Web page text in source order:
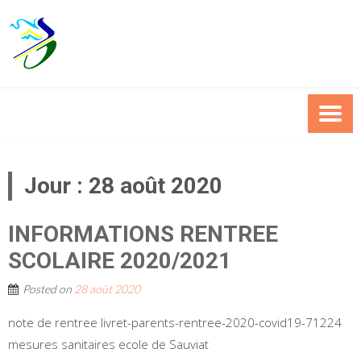
to
content
Jour : 28 août 2020
INFORMATIONS RENTREE
SCOLAIRE 2020/2021
Posted on 28 août 2020
note de rentree livret-parents-rentree-2020-covid19-71224
mesures sanitaires ecole de Sauviat